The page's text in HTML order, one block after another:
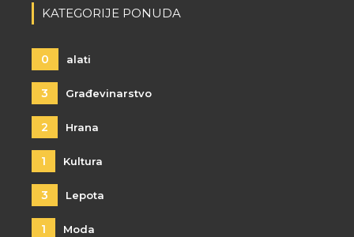
KATEGORIJE PONUDA
0 alati
3 Građevinarstvo
2 Hrana
1 Kultura
3 Lepota
1 Moda